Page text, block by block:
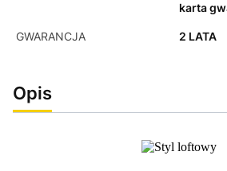
karta
GWARANCJA 2 LATA
Opis